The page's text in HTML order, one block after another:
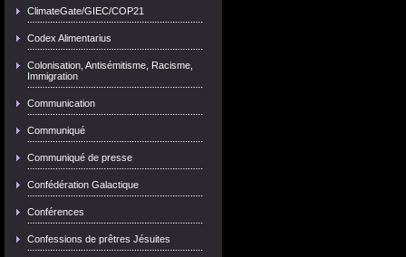
ClimateGate/GIEC/COP21
Codex Alimentarius
Colonisation, Antisémitisme, Racisme,
Immigration
Communication
Communiqué
Communiqué de presse
Confédération Galactique
Conférences
Confessions de prêtres Jésuites